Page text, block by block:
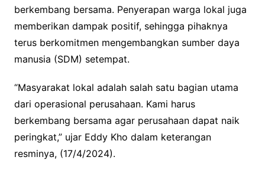
berkembang bersama. Penyerapan warga lokal juga
memberikan dampak positif, sehingga pihaknya
terus berkomitmen mengembangkan sumber daya
manusia (SDM) setempat.
“Masyarakat lokal adalah salah satu bagian utama
dari operasional perusahaan. Kami harus
berkembang bersama agar perusahaan dapat naik
peringkat,” ujar Eddy Kho dalam keterangan
resminya, (17/4/2024).